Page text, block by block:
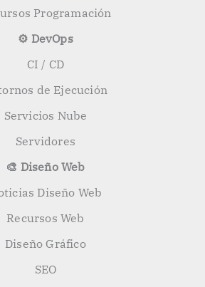
Programación
⚙️ DevOps
CI / CD
de Ejecución
Servicios Nube
Servidores
🎨 Diseño Web
Diseño Web
Recursos Web
Diseño Gráfico
SEO